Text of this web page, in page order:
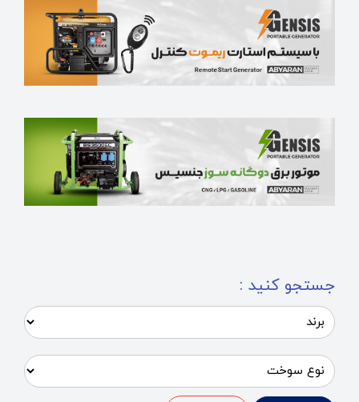
جستجو کنید :